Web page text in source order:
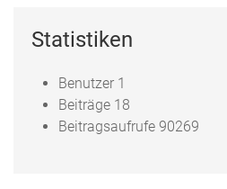
Statistiken
Benutzer 1
Beiträge 18
Beitragsaufrufe 90269